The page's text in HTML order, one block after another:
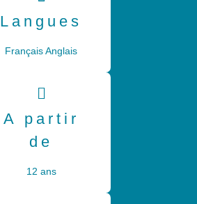
Langues
Français Anglais
A partir
de
12 ans